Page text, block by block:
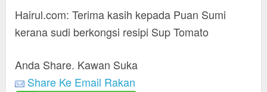
Hairul.com: Terima kasih kepada Puan Sumi
kerana sudi berkongsi resipi Sup Tomato
Anda Share. Kawan Suka
Share Ke Email Rakan